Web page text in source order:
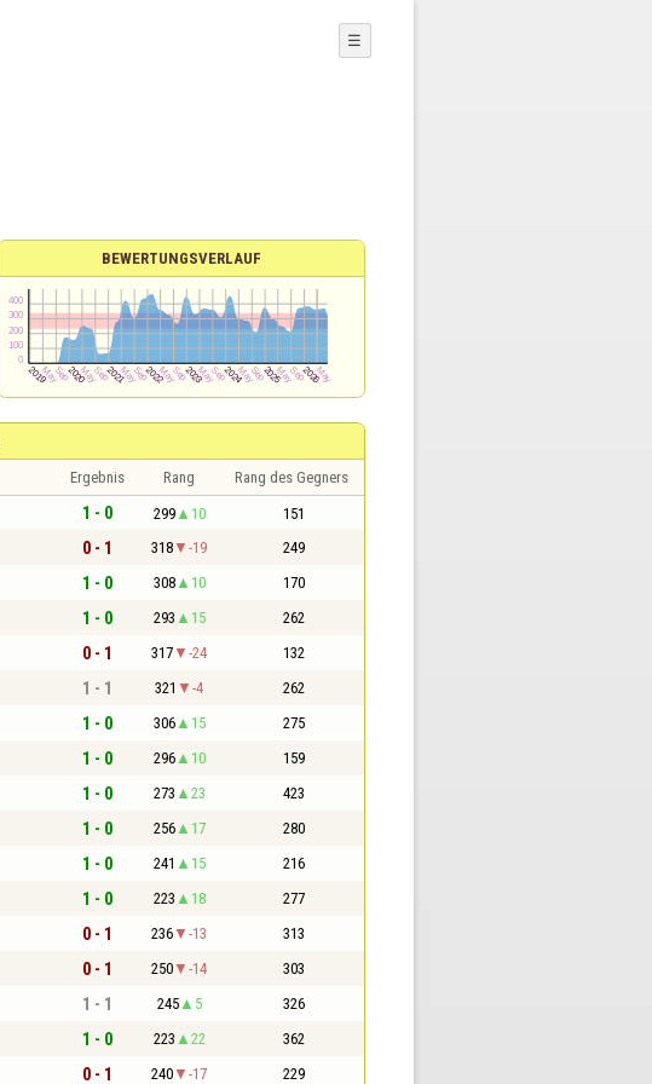
☰
BEWERTUNGSVERLAUF
Ergebnis Rang Rang des Gegners
1 - 0 299 10 151
0 - 1 318 -19 249
1 - 0 308 10 170
1 - 0 293 15 262
0 - 1 317 -24 132
1 - 1 321 -4 262
1 - 0 306 15 275
1 - 0 296 10 159
1 - 0 273 23 423
1 - 0 256 17 280
1 - 0 241 15 216
1 - 0 223 18 277
0 - 1 236 -13 313
0 - 1 250 -14 303
1 - 1 245 5 326
1 - 0 223 22 362
0 - 1 240 -17 229